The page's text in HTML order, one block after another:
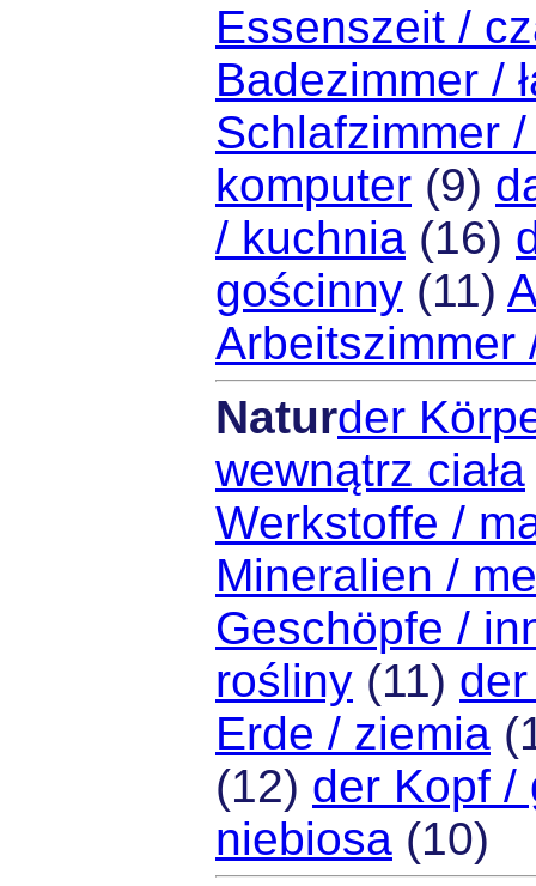
Essenszeit /
Badezimmer /
Schlafzimmer
komputer (9)
/ kuchnia (16)
gościnny (11)
Arbeitszimmer
Naturder
wewnątrz ciała
Werkstoffe /
Mineralien /
Geschöpfe /
rośliny (11)
Erde / ziemia
(12) der Kopf /
niebiosa (10)